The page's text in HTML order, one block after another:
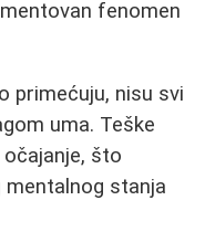
fenomen
primećuju, nisu svi
uma. Teške
što
stanja